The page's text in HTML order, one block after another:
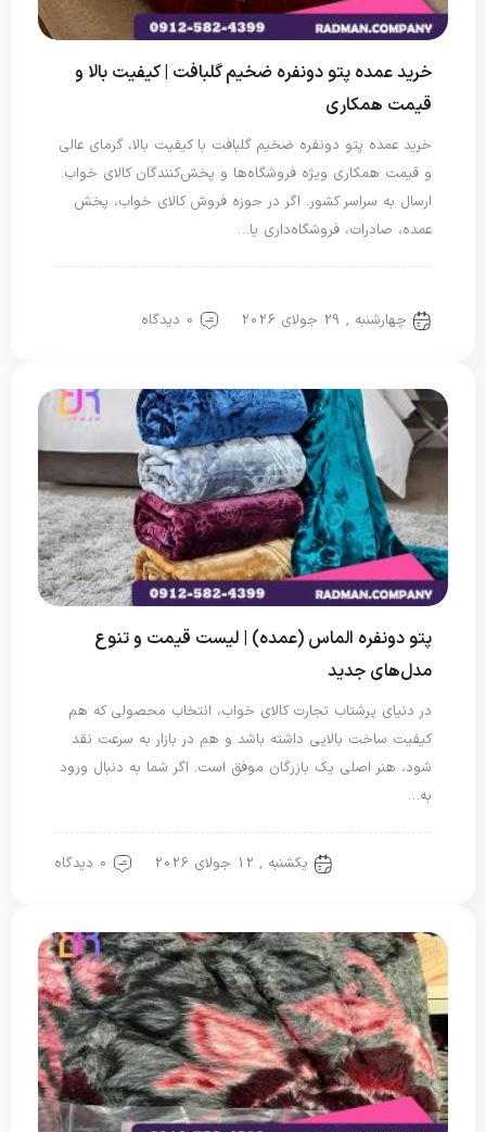
خرید عمده پتو دونفره ضخیم گلبافت | کیفیت بالا و
قیمت همکاری
خرید عمده پتو دونفره ضخیم گلبافت با کیفیت بالا، گرمای عالی
و قیمت همکاری ویژه فروشگاه‌ها و پخش‌کنندگان کالای خواب.
ارسال به سراسر کشور. اگر در حوزه فروش کالای خواب، پخش
عمده، صادرات، فروشگاه‌داری یا…
چهارشنبه , 29 جولای 2026 0 دیدگاه
پتو دونفره الماس (عمده) | لیست قیمت و تنوع
مدل‌های جدید
در دنیای پرشتاب تجارت کالای خواب، انتخاب محصولی که هم
کیفیت ساخت بالایی داشته باشد و هم در بازار به سرعت نقد
شود، هنر اصلی یک بازرگان موفق است. اگر شما به دنبال ورود
به…
یکشنبه , 12 جولای 2026 0 دیدگاه